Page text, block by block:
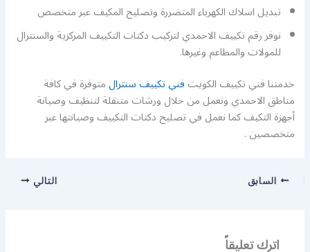
تبديل اسلاك الكهرباء المتضررة وتصليح المكيف عبر متخصص
نوفر رقم تكييف الاحمدي لتركيب دكتات التكييف المركزية والسنترال
للمولات والمطاعم وغيرها.
خدمتنا فني تكييف الكويتفني تكييف سنترالمتوفرة في كافة
مناطق الاحمدي ونعمل من خلال ورشات متنقلة لتنظيف وصيانة
أجهزة التكيف كما نعمل في تصليح دكتات التكييف وصيانتها عبر
متخصصين .
السابق التالي
اترك تعليقاً